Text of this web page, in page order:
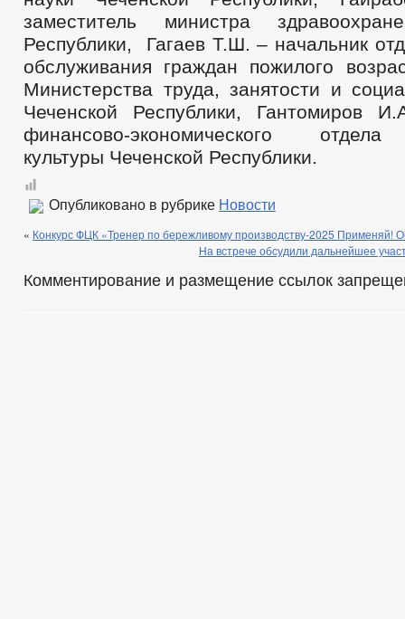
заместитель министра
Республики, Гагаев Т.Ш. – начальник
обслуживания граждан пожилого
Министерства труда, занятости и
Чеченской Республики, Гантомиров
финансово-экономического
культуры Чеченской Республики.
Опубликовано в рубрике Новости
« Конкурс ФЦК «Тренер по бережливому производству-2025 Применяй!
На встрече обсудили дальнейшее
Комментирование и размещение ссылок